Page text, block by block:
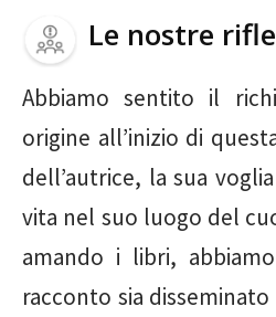
Le nostre
Abbiamo sentito il
origine all’inizio di
dell’autrice, la sua
vita nel suo luogo del
amando i libri,
racconto sia